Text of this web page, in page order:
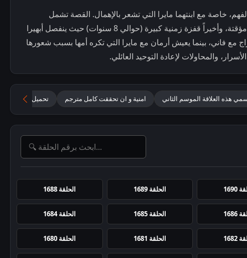
خاصة مع ابنتهما مايرا التي تشعر بالإهمال. القصة تشمل
صراعات درامية، هجمات، وانفصالات مؤقتة، وأخيراً قفزة زمنية كبيرة (حوالي 8 سنوات) حيث ينفصل أبهيرا
مع فاني، بينما يعيش أرمان مع مايرا التي تكره أمها بسبب شعورها
والمحاولات لإعادة التوحيد العائلي.
هذه العلاقة الموسم الثاني امنية و ان تحققت كامل مترجم تحميل جميع حلقات Yeh Rishta Kya Kehlata Hai مترجمة
الحلقة 1689 الحلقة 1688
الحلقة 1685 الحلقة 1684
الحلقة 1681 الحلقة 1680